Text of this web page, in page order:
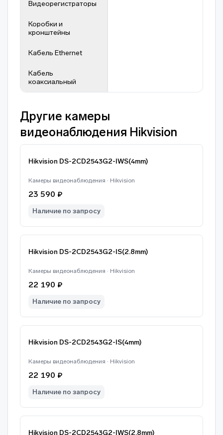
Видеорегистраторы
Коробки и
кронштейны
Кабель Ethernet
Кабель
коаксиальный
Другие камеры
видеонаблюдения Hikvision
Hikvision DS-2CD2543G2-IWS(4mm)
Камеры видеонаблюдения · Hikvision
23 590 ₽
Наличие по запросу
Hikvision DS-2CD2543G2-IS(2.8mm)
Камеры видеонаблюдения · Hikvision
22 190 ₽
Наличие по запросу
Hikvision DS-2CD2543G2-IS(4mm)
Камеры видеонаблюдения · Hikvision
22 190 ₽
Наличие по запросу
Hikvision DS-2CD2543G2-IWS(2.8mm)